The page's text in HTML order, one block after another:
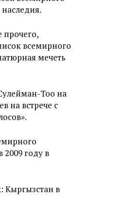
прочего,
всемирного
мечеть
Тоо на
на встрече с
году в
Кыргызстан в